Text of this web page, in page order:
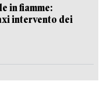
in fiamme:
intervento dei